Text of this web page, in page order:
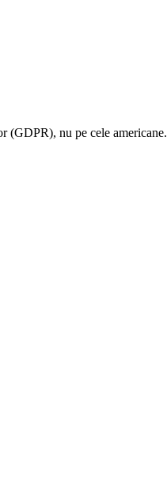
(GDPR), nu pe cele americane.